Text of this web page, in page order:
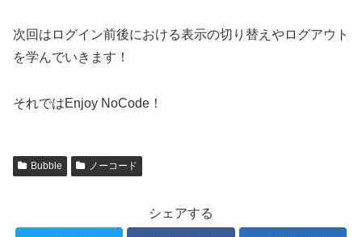
次回はログイン前後における表示の切り替えやログアウト
を学んでいきます！
それではEnjoy NoCode！
Bubble ノーコード
シェアする